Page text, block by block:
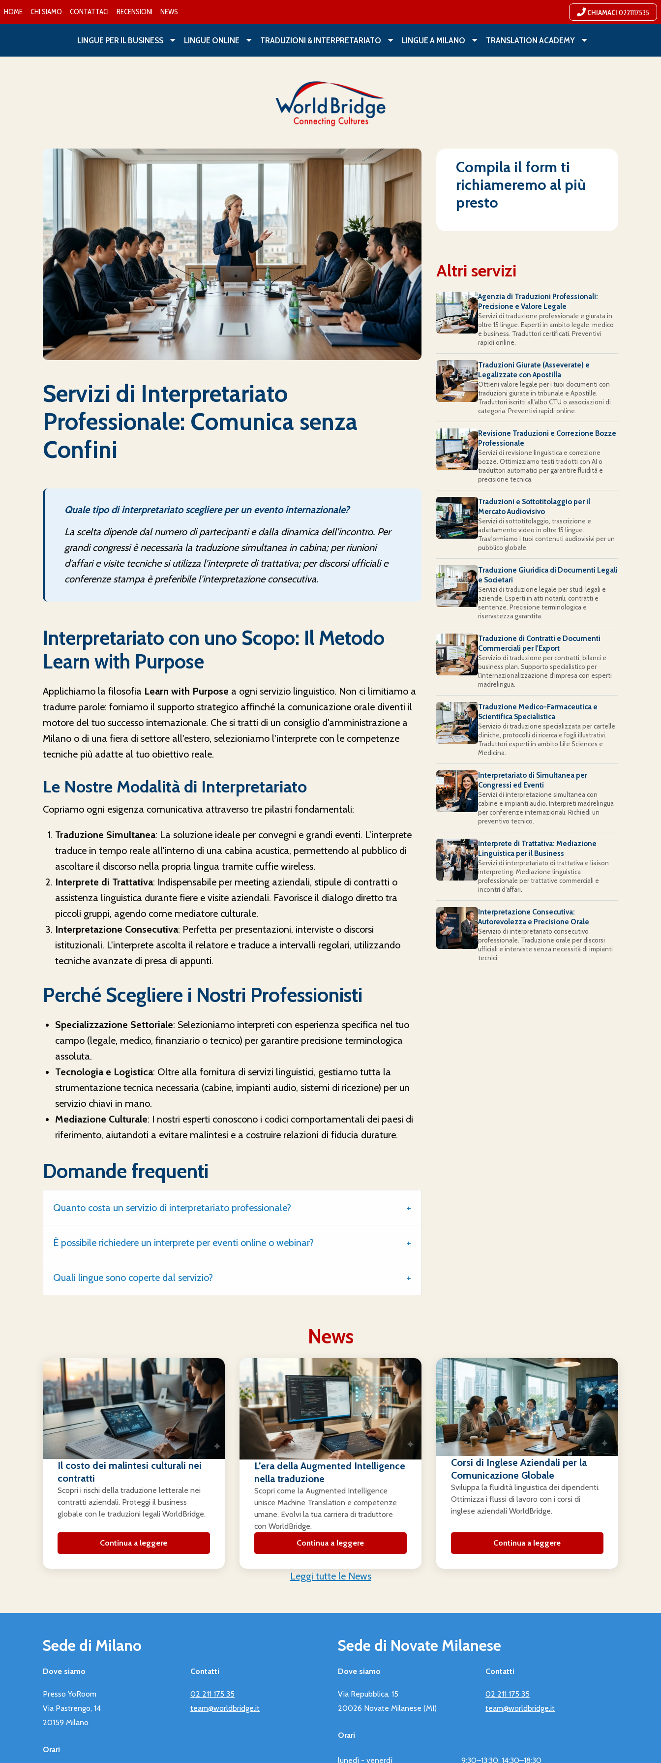
HOME CHI SIAMO CONTATTACI RECENSIONI NEWS CHIAMACI 0221117535
LINGUE PER IL BUSINESS LINGUE ONLINE TRADUZIONI & INTERPRETARIATO LINGUE A MILANO TRANSLATION ACADEMY
Servizi di Interpretariato
Professionale: Comunica senza
Confini
Quale tipo di interpretariato scegliere per un evento internazionale?
La scelta dipende dal numero di partecipanti e dalla dinamica dell'incontro. Per
grandi congressi è necessaria la traduzione simultanea in cabina; per riunioni
d'affari e visite tecniche si utilizza l'interprete di trattativa; per discorsi ufficiali e
conferenze stampa è preferibile l'interpretazione consecutiva.
Interpretariato con uno Scopo: Il Metodo
Learn with Purpose
Applichiamo la filosofia Learn with Purpose a ogni servizio linguistico. Non ci limitiamo a
tradurre parole: forniamo il supporto strategico affinché la comunicazione orale diventi il
motore del tuo successo internazionale. Che si tratti di un consiglio d'amministrazione a
Milano o di una fiera di settore all'estero, selezioniamo l'interprete con le competenze
tecniche più adatte al tuo obiettivo reale.
Le Nostre Modalità di Interpretariato
Copriamo ogni esigenza comunicativa attraverso tre pilastri fondamentali:
Traduzione Simultanea: La soluzione ideale per convegni e grandi eventi. L'interprete
traduce in tempo reale all'interno di una cabina acustica, permettendo al pubblico di
ascoltare il discorso nella propria lingua tramite cuffie wireless.
Interprete di Trattativa: Indispensabile per meeting aziendali, stipule di contratti o
assistenza linguistica durante fiere e visite aziendali. Favorisce il dialogo diretto tra
piccoli gruppi, agendo come mediatore culturale.
Interpretazione Consecutiva: Perfetta per presentazioni, interviste o discorsi
istituzionali. L'interprete ascolta il relatore e traduce a intervalli regolari, utilizzando
tecniche avanzate di presa di appunti.
Perché Scegliere i Nostri Professionisti
Specializzazione Settoriale: Selezioniamo interpreti con esperienza specifica nel tuo
campo (legale, medico, finanziario o tecnico) per garantire precisione terminologica
assoluta.
Tecnologia e Logistica: Oltre alla fornitura di servizi linguistici, gestiamo tutta la
strumentazione tecnica necessaria (cabine, impianti audio, sistemi di ricezione) per un
servizio chiavi in mano.
Mediazione Culturale: I nostri esperti conoscono i codici comportamentali dei paesi di
riferimento, aiutandoti a evitare malintesi e a costruire relazioni di fiducia durature.
Domande frequenti
Quanto costa un servizio di interpretariato professionale?
È possibile richiedere un interprete per eventi online o webinar?
Quali lingue sono coperte dal servizio?
Compila il form ti
richiameremo al più
presto
Altri servizi
Agenzia di Traduzioni Professionali:
Precisione e Valore Legale
Servizi di traduzione professionale e giurata in
oltre 15 lingue. Esperti in ambito legale, medico
e business. Traduttori certificati. Preventivi
rapidi online.
Traduzioni Giurate (Asseverate) e
Legalizzate con Apostilla
Ottieni valore legale per i tuoi documenti con
traduzioni giurate in tribunale e Apostille.
Traduttori iscritti all'albo CTU o associazioni di
categoria. Preventivi rapidi online.
Revisione Traduzioni e Correzione Bozze
Professionale
Servizi di revisione linguistica e correzione
bozze. Ottimizziamo testi tradotti con AI o
traduttori automatici per garantire fluidità e
precisione tecnica.
Traduzioni e Sottotitolaggio per il
Mercato Audiovisivo
Servizi di sottotitolaggio, trascrizione e
adattamento video in oltre 15 lingue.
Trasformiamo i tuoi contenuti audiovisivi per un
pubblico globale.
Traduzione Giuridica di Documenti Legali
e Societari
Servizi di traduzione legale per studi legali e
aziende. Esperti in atti notarili, contratti e
sentenze. Precisione terminologica e
riservatezza garantita.
Traduzione di Contratti e Documenti
Commerciali per l'Export
Servizio di traduzione per contratti, bilanci e
business plan. Supporto specialistico per
l'internazionalizzazione d'impresa con esperti
madrelingua.
Traduzione Medico-Farmaceutica e
Scientifica Specialistica
Servizio di traduzione specializzata per cartelle
cliniche, protocolli di ricerca e fogli illustrativi.
Traduttori esperti in ambito Life Sciences e
Medicina.
Interpretariato di Simultanea per
Congressi ed Eventi
Servizi di interpretazione simultanea con
cabine e impianti audio. Interpreti madrelingua
per conferenze internazionali. Richiedi un
preventivo tecnico.
Interprete di Trattativa: Mediazione
Linguistica per il Business
Servizi di interpretariato di trattativa e liaison
interpreting. Mediazione linguistica
professionale per trattative commerciali e
incontri d'affari.
Interpretazione Consecutiva:
Autorevolezza e Precisione Orale
Servizio di interpretariato consecutivo
professionale. Traduzione orale per discorsi
ufficiali e interviste senza necessità di impianti
tecnici.
News
Il costo dei malintesi culturali nei
contratti
Scopri i rischi della traduzione letterale nei
contratti aziendali. Proteggi il business
globale con le traduzioni legali WorldBridge.
Continua a leggere
L’era della Augmented Intelligence
nella traduzione
Scopri come la Augmented Intelligence
unisce Machine Translation e competenze
umane. Evolvi la tua carriera di traduttore
con WorldBridge.
Continua a leggere
Corsi di Inglese Aziendali per la
Comunicazione Globale
Sviluppa la fluidità linguistica dei dipendenti.
Ottimizza i flussi di lavoro con i corsi di
inglese aziendali WorldBridge.
Continua a leggere
Leggi tutte le News
Sede di Milano
Dove siamo
Presso YoRoom
Via Pastrengo, 14
20159 Milano
Contatti
02 211 175 35
team@worldbridge.it
Orari
Sede di Novate Milanese
Dove siamo
Via Repubblica, 15
20026 Novate Milanese (MI)
Contatti
02 211 175 35
team@worldbridge.it
Orari
lunedì - venerdì 9:30–13:30, 14:30–18:30